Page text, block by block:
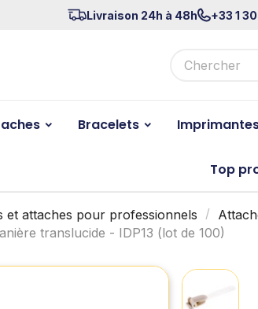
Livraison 24h à 48h +33 1
Bracelets
Top
et attaches pour professionnels
translucide - IDP13 (lot de 100)